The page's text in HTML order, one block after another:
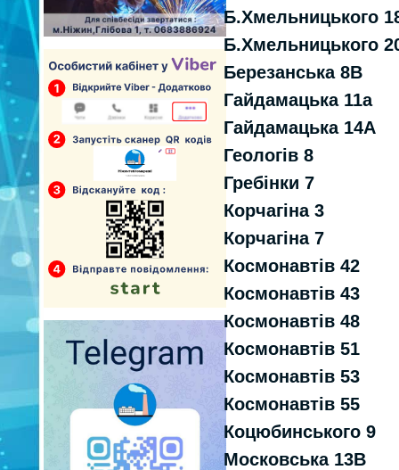
Б.Хмельницького
Б.Хмельницького
Березанська 8В
Гайдамацька 11а
Гайдамацька 14А
Геологів 8
Гребiнки 7
Корчагiна 3
Корчагiна 7
Космонавтiв 42
Космонавтiв 43
Космонавтiв 48
Космонавтiв 51
Космонавтiв 53
Космонавтiв 55
Коцюбинського 9
Московська 13В